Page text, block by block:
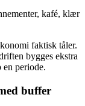
kafé, klær
faktisk tåler.
bygges ekstra
en periode.
buffer